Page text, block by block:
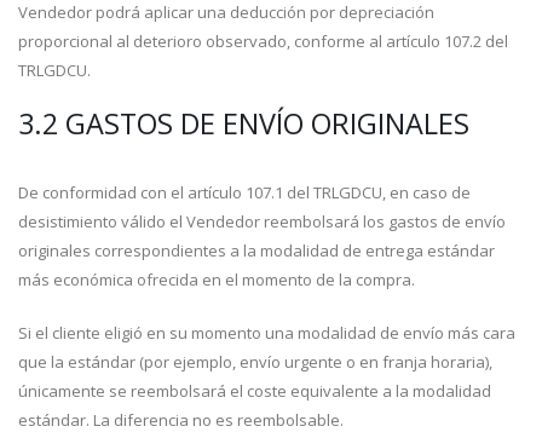
Vendedor podrá aplicar una deducción por depreciación
proporcional al deterioro observado, conforme al artículo 107.2 del
TRLGDCU.
3.2 GASTOS DE ENVÍO ORIGINALES
De conformidad con el artículo 107.1 del TRLGDCU, en caso de
desistimiento válido el Vendedor reembolsará los gastos de envío
originales correspondientes a la modalidad de entrega estándar
más económica ofrecida en el momento de la compra.
Si el cliente eligió en su momento una modalidad de envío más cara
que la estándar (por ejemplo, envío urgente o en franja horaria),
únicamente se reembolsará el coste equivalente a la modalidad
estándar. La diferencia no es reembolsable.